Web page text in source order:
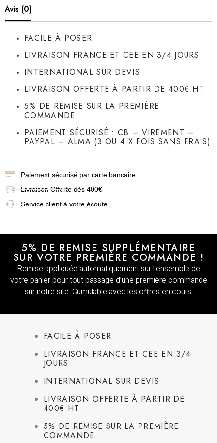
Avis (0)
FACILE À POSER
LIVRAISON FRANCE ET CEE EN 3/4 JOURS
INTERNATIONAL SUR DEVIS
LIVRAISON OFFERTE À PARTIR DE 400€ HT
5% DE REMISE SUR LA PREMIÈRE
COMMANDE
PAIEMENT SÉCURISÉ : CB – VIREMENT –
PAYPAL – ALMA (3 OU 4 X FOIS SANS FRAIS)
Paiement sécurisé par carte bancaire
Livraison Offerte dès 400€
Service client à votre écoute
5% DE REMISE SUPPLÉMENTAIRE
SUR VOTRE PREMIÈRE COMMANDE !
Remise appliquée automatiquement sur l’ensemble de
votre panier pour tout passage d’une première commande
sur notre site. Cumulable avec les offres en cours.
FACILE À POSER
LIVRAISON FRANCE ET CEE EN 3/4
JOURS
INTERNATIONAL SUR DEVIS
LIVRAISON OFFERTE À PARTIR DE
400€ HT
5% DE REMISE SUR LA PREMIÈRE
COMMANDE